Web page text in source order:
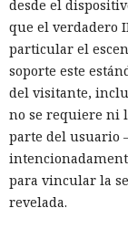
desde el
que el verdadero
particular el
soporte este
del visitante,
no se requiere ni
parte del usuario
para vincular la
revelada.